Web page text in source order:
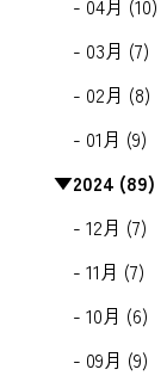
- 04月 (10)
- 03月 (7)
- 02月 (8)
- 01月 (9)
▼2024 (89)
- 12月 (7)
- 11月 (7)
- 10月 (6)
- 09月 (9)